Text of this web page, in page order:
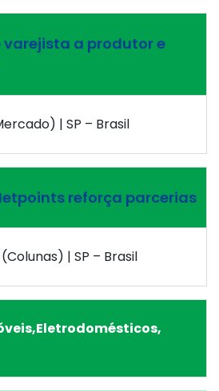
a produtor e
| SP – Brasil
reforça parcerias
| SP – Brasil